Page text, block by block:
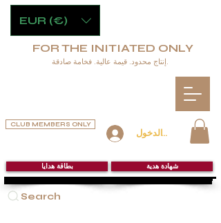
تسجيل الدخول
CLUB MEMBERS ONLY
Search
بطاقة هدايا شهادة هدية
FOR THE INITIATED ONLY
إنتاج محدود. قيمة عالية. فخامة صادقة.
EUR (€)